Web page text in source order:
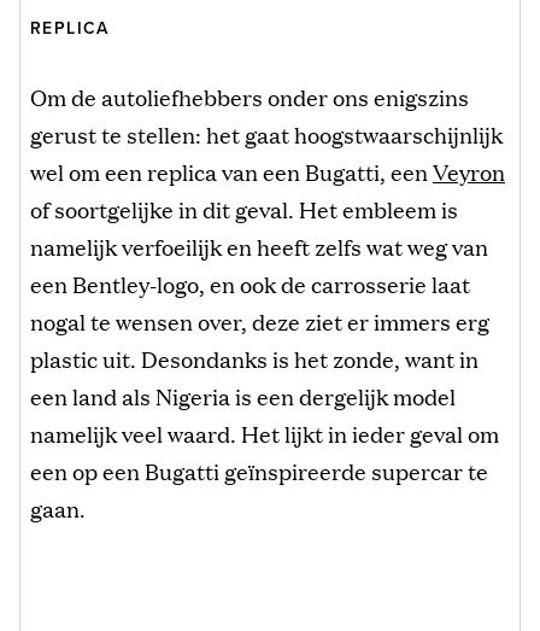
REPLICA
Om de autoliefhebbers onder ons enigszins
gerust te stellen: het gaat hoogstwaarschijnlijk
wel om een replica van een Bugatti, eenVeyron
of soortgelijke in dit geval. Het embleem is
namelijk verfoeilijk en heeft zelfs wat weg van
een Bentley-logo, en ook de carrosserie laat
nogal te wensen over, deze ziet er immers erg
plastic uit. Desondanks is het zonde, want in
een land als Nigeria is een dergelijk model
namelijk veel waard. Het lijkt in ieder geval om
een op een Bugatti geïnspireerde supercar te
gaan.